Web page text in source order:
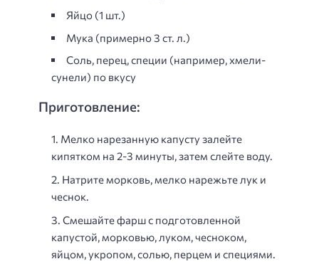
Яйцо (1 шт.)
Мука (примерно 3 ст. л.)
Соль, перец, специи (например, хмели-
сунели) по вкусу
Приготовление:
Мелко нарезанную капусту залейте
кипятком на 2-3 минуты, затем слейте воду.
Натрите морковь, мелко нарежьте лук и
чеснок.
Смешайте фарш с подготовленной
капустой, морковью, луком, чесноком,
яйцом, укропом, солью, перцем и специями.